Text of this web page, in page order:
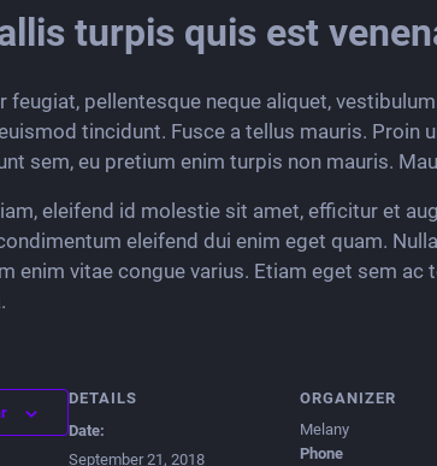
turpis quis est
feugiat, pellentesque neque aliquet,
tincidunt. Fusce a tellus mauris.
sem, eu pretium enim turpis non mauris.
eleifend id molestie sit amet, efficitur et
eleifend dui enim eget quam.
enim vitae congue varius. Etiam eget sem
DETAILS
Date:
September 21, 2018
ORGANIZER
Melany
Phone